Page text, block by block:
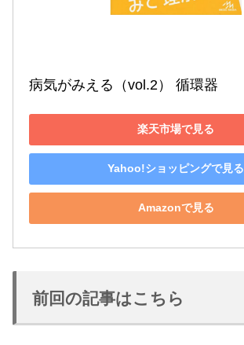
病気がみえる（vol.2） 循環器
楽天市場で見る
Yahoo!ショッピングで見る
Amazonで見る
前回の記事はこちら